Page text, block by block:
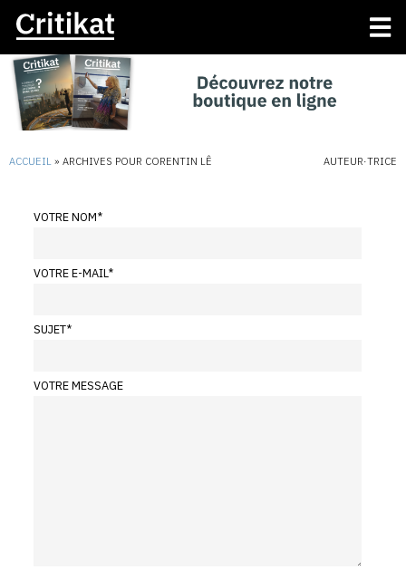
ACCUEIL » ARCHIVES POUR CORENTIN LÊ AUTEUR·TRICE
VOTRE NOM*
VOTRE E-MAIL*
SUJET*
VOTRE MESSAGE